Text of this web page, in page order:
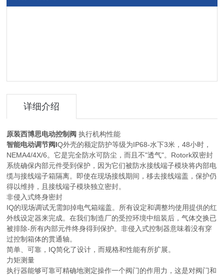
详细介绍
原装西博思电动控制阀 执行机构性能
智能电动调节阀IQ外壳的额定防护等级为IP68-水下3米，48小时，
NEMA4/4X/6。它是完全防水可防尘，而且不"透气"。Rotork双密封
系统确保内部元件受到保护，因为它们被防水接线端子模块将内部电
缆与接线端子箱隔离。即使在现场接线期间，移去接线端盖，保护仍
得以维持，且接线端子模块独立密封。
非侵入式终身密封
IQ的现场调试无需卸掉电气箱端盖。所有设定和调整均使用提供的红
外线设定器来完成。在我们制造厂的受控环境中组装后，气体交换已
被排除-所有内部元件终身得到保护。非侵入式控制器意味着没有穿
过控制箱体的贯通轴。
简单、可靠，IQ简化了设计，而规格和性能有所扩展。
力矩测量
执行器能够可靠可精确地测定操作一个阀门的作用力，这是对阀门和